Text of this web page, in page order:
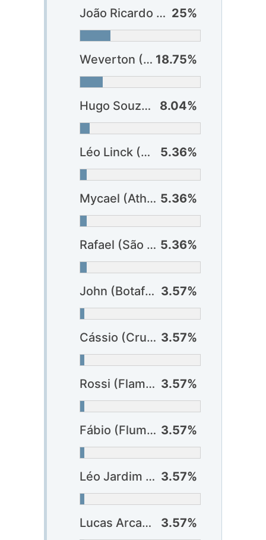
João Ricardo (Fortaleza) 25%
Weverton (Palmeiras) 18.75%
Hugo Souza (Corinthians) 8.04%
Léo Linck (Athlético-PR) ? 5.36%
Mycael (Athlético-PR) ? 5.36%
Rafael (São Paulo) 5.36%
John (Botafogo) 3.57%
Cássio (Cruzeiro) 3.57%
Rossi (Flamengo) 3.57%
Fábio (Fluminense) 3.57%
Léo Jardim (Vasco) 3.57%
Lucas Arcanjo (Vitória) 3.57%